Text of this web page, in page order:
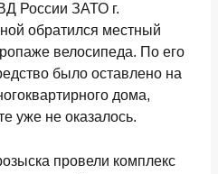
России ЗАТО г.
обратился местный
велосипеда. По его
было оставлено на
дома,
уже не оказалось.
провели комплекс